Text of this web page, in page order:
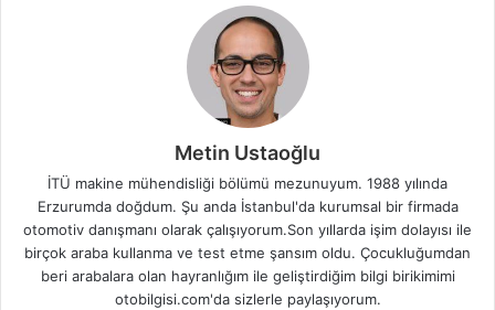
Metin Ustaoğlu
İTÜ makine mühendisliği bölümü mezunuyum. 1988 yılında
Erzurumda doğdum. Şu anda İstanbul'da kurumsal bir firmada
otomotiv danışmanı olarak çalışıyorum.Son yıllarda işim dolayısı ile
birçok araba kullanma ve test etme şansım oldu. Çocukluğumdan
beri arabalara olan hayranlığım ile geliştirdiğim bilgi birikimimi
otobilgisi.com'da sizlerle paylaşıyorum.